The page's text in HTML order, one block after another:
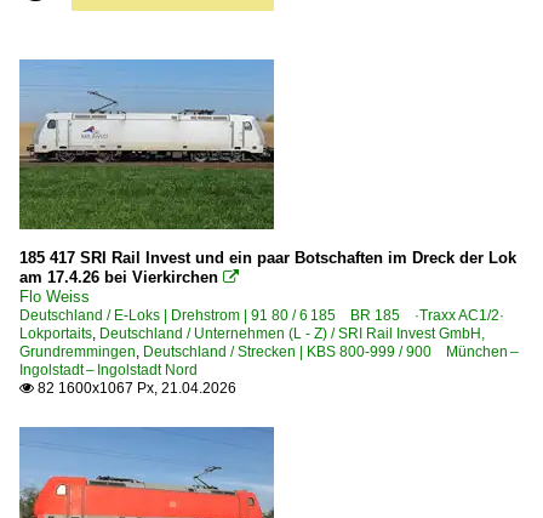
185 417 SRI Rail Invest und ein paar Botschaften im Dreck der Lok
am 17.4.26 bei Vierkirchen 
Flo Weiss
Deutschland / E-Loks | Drehstrom | 91 80 / 6 185 BR 185 ·Traxx AC1/2·
Lokportaits, Deutschland / Unternehmen (L - Z) / SRI Rail Invest GmbH,
Grundremmingen, Deutschland / Strecken | KBS 800-999 / 900 München –
Ingolstadt – Ingolstadt Nord
 82 1600x1067 Px, 21.04.2026